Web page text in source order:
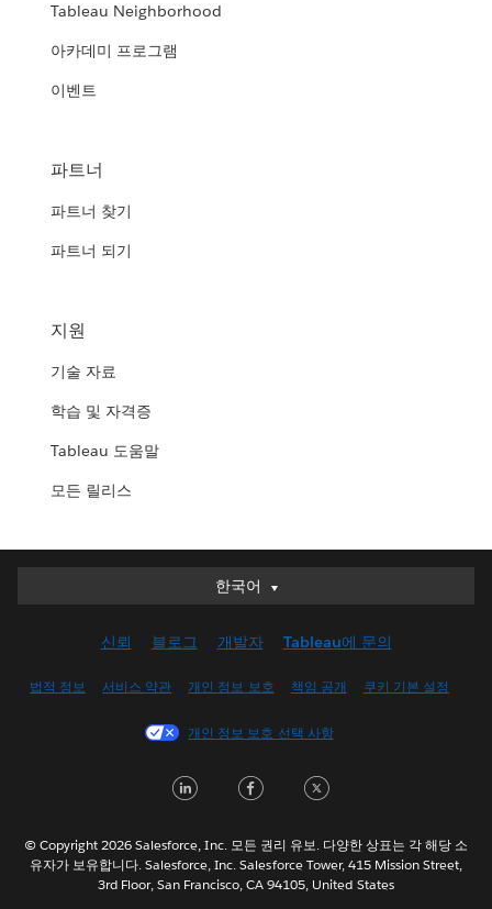
Tableau Neighborhood
아카데미 프로그램
이벤트
파트너
파트너 찾기
파트너 되기
지원
기술 자료
학습 및 자격증
Tableau 도움말
모든 릴리스
한국어
한국어
English (UK)
Français (Canada)
Italiano
Nederlands
Português
신뢰 블로그 개발자 Tableau에 문의
법적 정보 서비스 약관 개인 정보 보호 책임 공개 쿠키 기본 설정
개인 정보 보호 선택 사항
LinkedInFacebook
© Copyright 2026 Salesforce, Inc. 모든 권리 유보. 다양한 상표는 각 해당 소
유자가 보유합니다. Salesforce, Inc. Salesforce Tower, 415 Mission Street,
3rd Floor, San Francisco, CA 94105, United States